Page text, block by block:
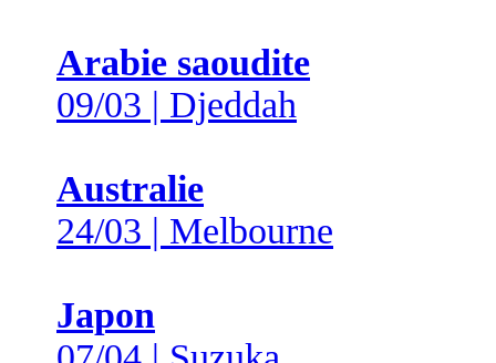
Arabie saoudite
09/03 | Djeddah
Australie
24/03 | Melbourne
Japon